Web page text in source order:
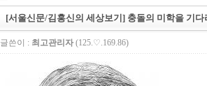
[서울신문/김홍신의 세상보기] 충돌의 미학을 기다
글쓴이 : 최고관리자(125.♡.169.86)